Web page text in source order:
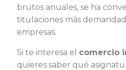
brutos anuales, se ha
titulaciones más
empresas.
Si te interesa el comercio
quieres saber qué